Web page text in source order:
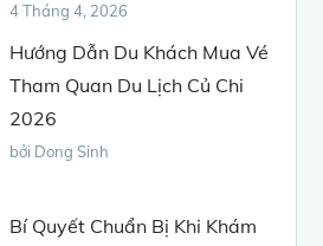
4 Tháng 4, 2026
Hướng Dẫn Du Khách Mua Vé
Tham Quan Du Lịch Củ Chi
2026
bởi Dong Sinh
Bí Quyết Chuẩn Bị Khi Khám